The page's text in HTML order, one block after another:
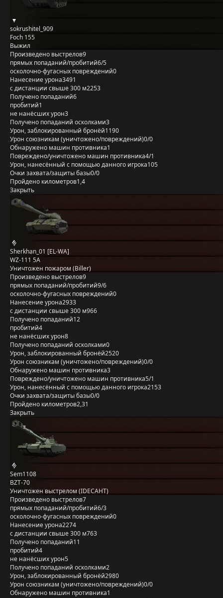
sokrushitel_909
Foch 155
Выжил
Произведено выстрелов9
прямых попаданий/пробитий6/5
осколочно-фугасных повреждений0
Нанесение урона3491
с дистанции свыше 300 м2253
Получено попаданий6
пробитий1
не нанёсших урон3
Получено попаданий осколками3
Урон, заблокированный бронёй1190
Урон союзникам (уничтожено/повреждений)0/0
Обнаружено машин противника1
Повреждено/уничтожено машин противника4/1
Урон, нанесённый с помощью данного игрока105
Очки захвата/защиты базы0/0
Пройдено километров1,4
Закрыть
Sherkhan_01 [EL-WA]
WZ-111 5A
Уничтожен пожаром (Biller)
Произведено выстрелов9
прямых попаданий/пробитий9/6
осколочно-фугасных повреждений0
Нанесение урона2933
с дистанции свыше 300 м966
Получено попаданий12
пробитий4
не нанёсших урон8
Получено попаданий осколками0
Урон, заблокированный бронёй2520
Урон союзникам (уничтожено/повреждений)0/0
Обнаружено машин противника3
Повреждено/уничтожено машин противника5/1
Урон, нанесённый с помощью данного игрока2153
Очки захвата/защиты базы0/0
Пройдено километров2,31
Закрыть
Sem1108
BZT-70
Уничтожен выстрелом (IDECAHT)
Произведено выстрелов7
прямых попаданий/пробитий6/3
осколочно-фугасных повреждений0
Нанесение урона2274
с дистанции свыше 300 м763
Получено попаданий11
пробитий4
не нанёсших урон5
Получено попаданий осколками2
Урон, заблокированный бронёй2980
Урон союзникам (уничтожено/повреждений)0/0
Обнаружено машин противника1